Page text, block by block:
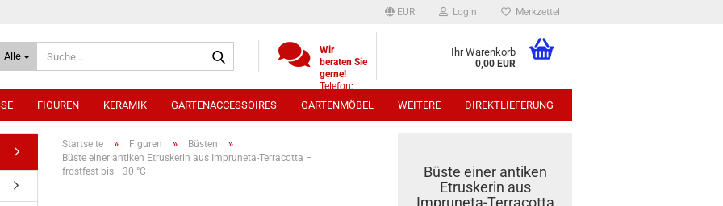
EUR Login Merkzettel
Alle
Wir
beraten Sie
gerne!
Telefon:
(0)521
9886494
Ihr Warenkorb
0,00 EUR
FIGUREN KERAMIK GARTENACCESSOIRES GARTENMÖBEL DIREKTLIEFERUNG
WEITERE
Startseite » Figuren » Büsten »
Büste einer antiken Etruskerin aus Impruneta-Terracotta –
frostfest bis –30 °C
Büste einer antiken
Etruskerin aus
Impruneta-Terracotta